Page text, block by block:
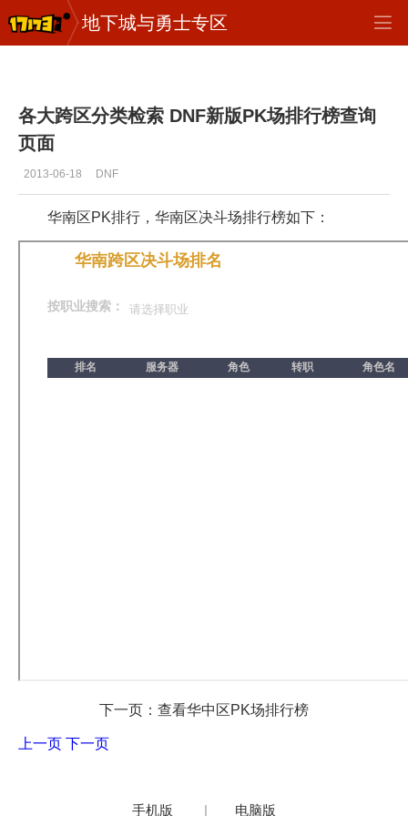
地下城与勇士专区
地下城与勇士 > test > 正文
各大跨区分类检索 DNF新版PK场排行榜查询
页面
2013-06-18 DNF
华南区PK排行，华南区决斗场排行榜如下：
下一页：查看华中区PK场排行榜
上一页 下一页
手机版 | 电脑版